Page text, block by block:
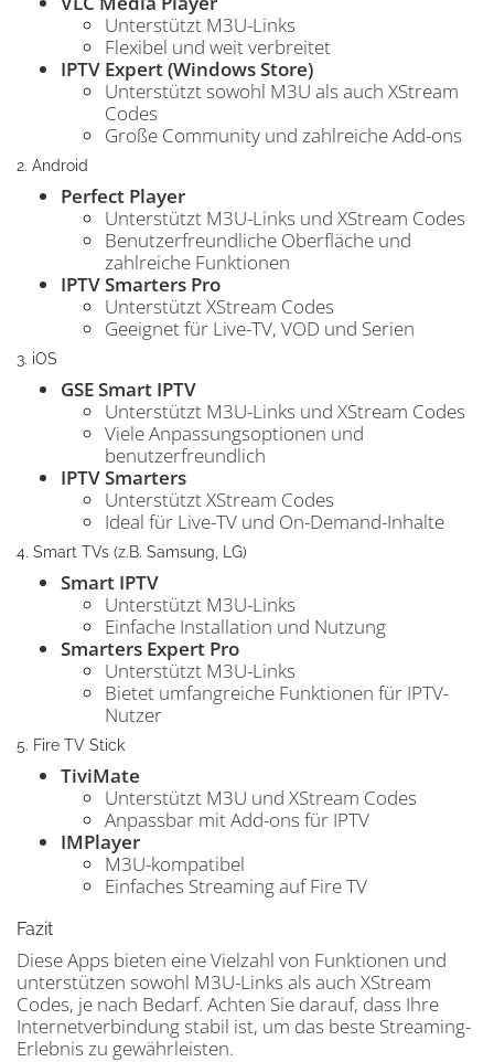
Unterstützt M3U-Links
Flexibel und weit verbreitet
IPTV Expert (Windows Store)
Unterstützt sowohl M3U als auch XStream
Codes
Große Community und zahlreiche Add-ons
2. Android
Perfect Player
Unterstützt M3U-Links und XStream Codes
Benutzerfreundliche Oberfläche und
zahlreiche Funktionen
IPTV Smarters Pro
Unterstützt XStream Codes
Geeignet für Live-TV, VOD und Serien
3. iOS
GSE Smart IPTV
Unterstützt M3U-Links und XStream Codes
Viele Anpassungsoptionen und
benutzerfreundlich
IPTV Smarters
Unterstützt XStream Codes
Ideal für Live-TV und On-Demand-Inhalte
4. Smart TVs (z.B. Samsung, LG)
Smart IPTV
Unterstützt M3U-Links
Einfache Installation und Nutzung
Smarters Expert Pro
Unterstützt M3U-Links
Bietet umfangreiche Funktionen für IPTV-
Nutzer
5. Fire TV Stick
TiviMate
Unterstützt M3U und XStream Codes
Anpassbar mit Add-ons für IPTV
IMPlayer
M3U-kompatibel
Einfaches Streaming auf Fire TV
Fazit
Diese Apps bieten eine Vielzahl von Funktionen und
unterstützen sowohl M3U-Links als auch XStream
Codes, je nach Bedarf. Achten Sie darauf, dass Ihre
Internetverbindung stabil ist, um das beste Streaming-
Erlebnis zu gewährleisten.